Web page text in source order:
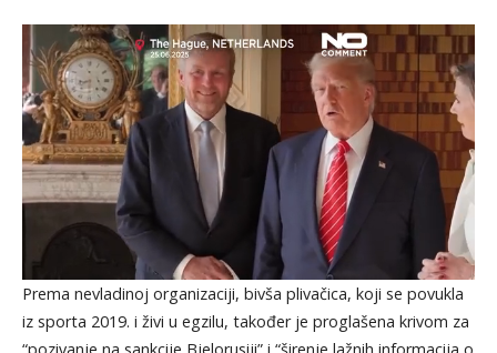
Prema nevladinoj organizaciji, bivša plivačica, koji se povukla
iz sporta 2019. i živi u egzilu, također je proglašena krivom za